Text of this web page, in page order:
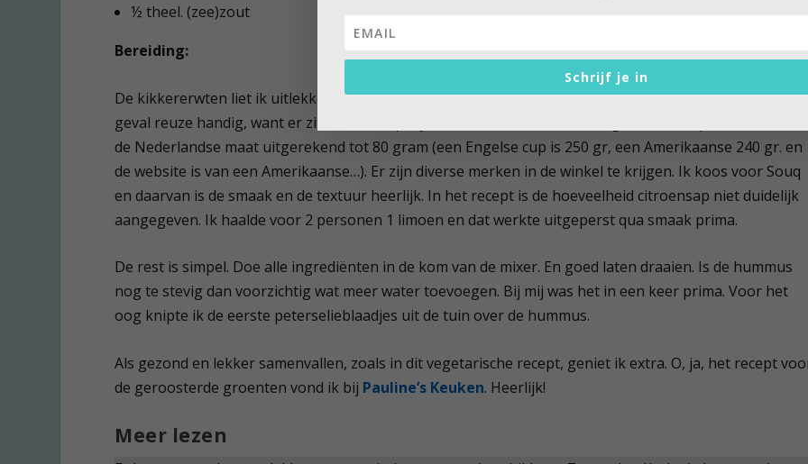
½ theel. (zee)zout
Bereiding:
De kikkererwten liet ik uitlekken. Van mijn dochter heb ik ooit een set Engelse maatlepels gehad. In dit
geval reuze handig, want er zit een 1/3 cup bij en zoveel tahini had ik nodig. In het recept heb ik het in
de Nederlandse maat uitgerekend tot 80 gram (een Engelse cup is 250 gr, een Amerikaanse 240 gr. en
de website is van een Amerikaanse…). Er zijn diverse merken in de winkel te krijgen. Ik koos voor Souq
en daarvan is de smaak en de textuur heerlijk. In het recept is de hoeveelheid citroensap niet duidelijk
aangegeven. Ik haalde voor 2 personen 1 limoen en dat werkte uitgeperst qua smaak prima.
De rest is simpel. Doe alle ingrediënten in de kom van de mixer. En goed laten draaien. Is de hummus
nog te stevig dan voorzichtig wat meer water toevoegen. Bij mij was het in een keer prima. Voor het
oog knipte ik de eerste peterselieblaadjes uit de tuin over de hummus.
Als gezond en lekker samenvallen, zoals in dit vegetarische recept, geniet ik extra. O, ja, het recept
de geroosterde groenten vond ik bij Pauline’s Keuken. Heerlijk!
Meer lezen
Schrijf je in